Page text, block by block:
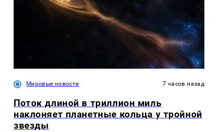
Мировые новости 7 часов назад
Поток длиной в триллион миль
наклоняет планетные кольца у тройной
звезды